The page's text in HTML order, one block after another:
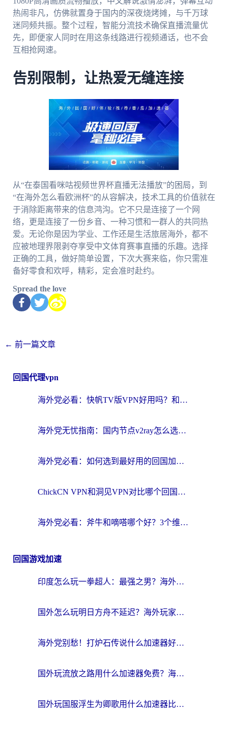
热闹非凡，仿佛就置身于国内的深夜烧烤摊，与千万球
迷同频共振。整个过程，智能分流技术确保直播流量优
先，即便家人同时在用这条线路进行视频通话，也不会
互相抢网速。
告别限制，让热爱无缝连接
从“在泰国看咪咕视频世界杯直播无法播放”的困局，到
“在海外怎么看欧洲杯”的从容解决，技术工具的价值就在
于消除距离带来的信息鸿沟。它不只是连接了一个网
络，更是连接了一份乡音、一种习惯和一群人的共同热
爱。无论你是因为学业、工作还是生活旅居海外，都不
应被地理界限剥夺享受中文体育赛事直播的乐趣。选择
正确的工具，做好简单设置，下次大赛来临，你只需准
备好零食和欢呼，精彩，定会准时赴约。
Spread the love
← 前一篇文章
回国代理vpn
海外党必看：快帆TV版VPN好用吗？和快游VPN对比哪个回国效果更好？附实用避坑指南
海外党无忧指南：国内节点v2ray怎么选？一键回国VPN+多场景实测帮你避坑
海外党必看：如何选到最好用的回国加速器？从节点到售后的全维度指南
ChickCN VPN和洞见VPN对比哪个回国效果更好？海外党亲测3款加速器+避坑指南
海外党必看：斧牛和嘀嗒哪个好？3个维度教你选对回国加速器
回国游戏加速
印度怎么玩一拳超人：最强之男？海外党国服游戏加速避坑指南
国外怎么玩明日方舟不延迟？海外玩家国服游戏加速终极指南（附DNF梦幻诛仙解决方案）
海外党别愁！打炉石传说什么加速器好用？3个实用技巧解决国服游戏卡顿
国外玩流放之路用什么加速器免费？海外党亲测有效的国服游戏加速指南
国外玩国服浮生为卿歌用什么加速器比较好？海外党亲测不踩坑指南